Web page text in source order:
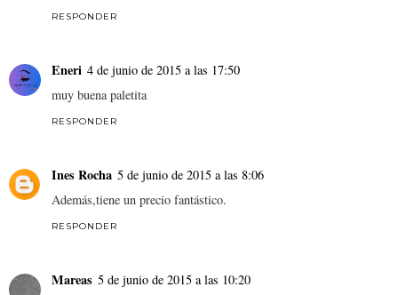
RESPONDER
Eneri 4 de junio de 2015 a las 17:50
muy buena paletita
RESPONDER
Ines Rocha 5 de junio de 2015 a las 8:06
Además,tiene un precio fantástico.
RESPONDER
Mareas 5 de junio de 2015 a las 10:20